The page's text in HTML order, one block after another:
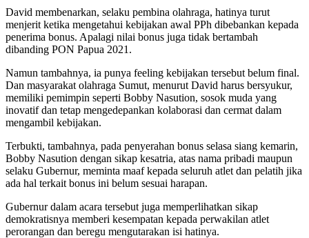
David membenarkan, selaku pembina olahraga, hatinya turut
menjerit ketika mengetahui kebijakan awal PPh dibebankan kepada
penerima bonus. Apalagi nilai bonus juga tidak bertambah
dibanding PON Papua 2021.
Namun tambahnya, ia punya feeling kebijakan tersebut belum final.
Dan masyarakat olahraga Sumut, menurut David harus bersyukur,
memiliki pemimpin seperti Bobby Nasution, sosok muda yang
inovatif dan tetap mengedepankan kolaborasi dan cermat dalam
mengambil kebijakan.
Terbukti, tambahnya, pada penyerahan bonus selasa siang kemarin,
Bobby Nasution dengan sikap kesatria, atas nama pribadi maupun
selaku Gubernur, meminta maaf kepada seluruh atlet dan pelatih jika
ada hal terkait bonus ini belum sesuai harapan.
Gubernur dalam acara tersebut juga memperlihatkan sikap
demokratisnya memberi kesempatan kepada perwakilan atlet
perorangan dan beregu mengutarakan isi hatinya.